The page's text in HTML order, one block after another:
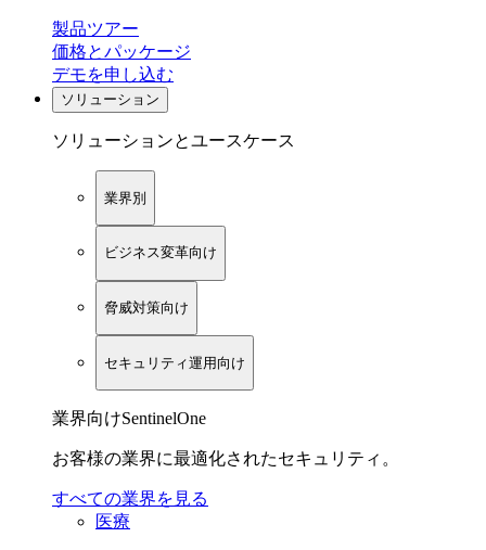
製品ツアー
価格とパッケージ
デモを申し込む
ソリューション
ソリューションとユースケース
業界別
ビジネス変革向け
脅威対策向け
セキュリティ運用向け
業界向けSentinelOne
お客様の業界に最適化されたセキュリティ。
すべての業界を見る
医療